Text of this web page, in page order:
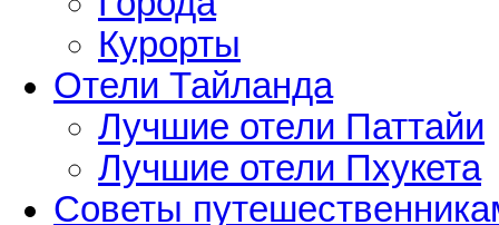
Курорты
Отели Тайланда
Лучшие отели Паттайи
Лучшие отели Пхукета
Советы